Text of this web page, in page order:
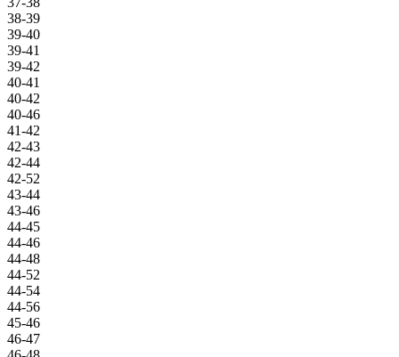
38-39
39-40
39-41
39-42
40-41
40-42
40-46
41-42
42-43
42-44
42-52
43-44
43-46
44-45
44-46
44-48
44-52
44-54
44-56
45-46
46-47